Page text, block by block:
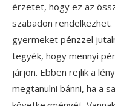
érzetet, hogy ez az
szabadon
gyermeket pénzzel
tegyék, hogy mennyi
járjon. Ebben rejlik a
megtanulni bánni, ha a